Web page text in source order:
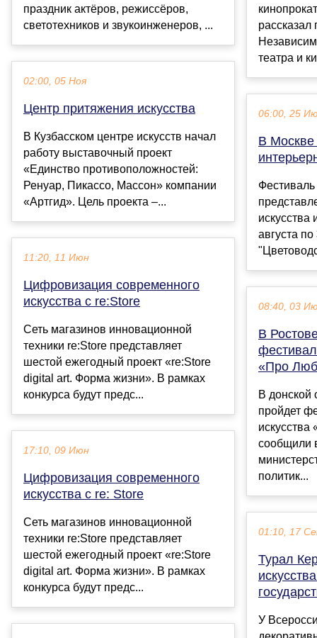
праздник актёров, режиссёров,
светотехников и звукоинженеров, ...
02:00, 05 Ноя
Центр притяжения искусства
В Кузбасском центре искусств начал
работу выставочный проект
«Единство противоположностей:
Ренуар, Пикассо, Массон» компании
«Артгид». Цель проекта –...
11:20, 11 Июн
Цифровизация современного
искусства с re:Store
Сеть магазинов инновационной
техники re:Store представляет
шестой ежегодный проект «re:Store
digital art. Форма жизни». В рамках
конкурса будут предс...
17:10, 09 Июн
Цифровизация современного
искусства с re: Store
Сеть магазинов инновационной
техники re:Store представляет
шестой ежегодный проект «re:Store
digital art. Форма жизни». В рамках
конкурса будут предс...
рассказал
театра и
06:00, 25
В Москве
искусства
августа
08:40, 03
В
«Про
В донской
пройдет
сообщили
политик...
01:10, 17
Турал
У